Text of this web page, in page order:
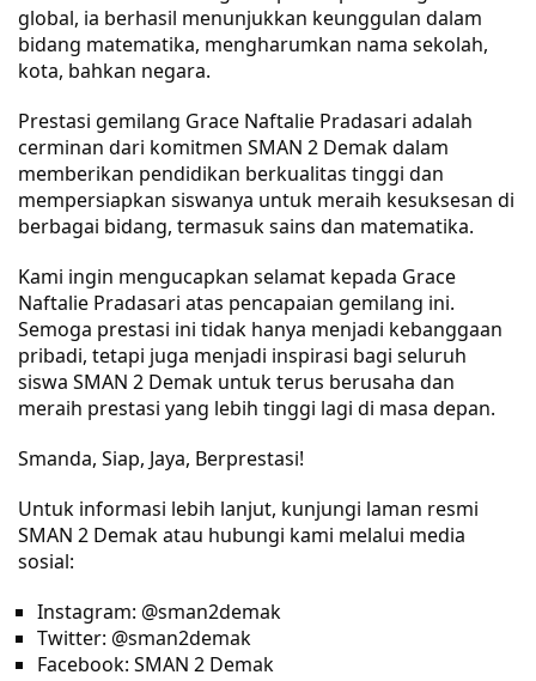
global, ia berhasil menunjukkan keunggulan dalam
bidang matematika, mengharumkan nama sekolah,
kota, bahkan negara.
Prestasi gemilang Grace Naftalie Pradasari adalah
cerminan dari komitmen SMAN 2 Demak dalam
memberikan pendidikan berkualitas tinggi dan
mempersiapkan siswanya untuk meraih kesuksesan di
berbagai bidang, termasuk sains dan matematika.
Kami ingin mengucapkan selamat kepada Grace
Naftalie Pradasari atas pencapaian gemilang ini.
Semoga prestasi ini tidak hanya menjadi kebanggaan
pribadi, tetapi juga menjadi inspirasi bagi seluruh
siswa SMAN 2 Demak untuk terus berusaha dan
meraih prestasi yang lebih tinggi lagi di masa depan.
Smanda, Siap, Jaya, Berprestasi!
Untuk informasi lebih lanjut, kunjungi laman resmi
SMAN 2 Demak atau hubungi kami melalui media
sosial:
Instagram: @sman2demak
Twitter: @sman2demak
Facebook: SMAN 2 Demak